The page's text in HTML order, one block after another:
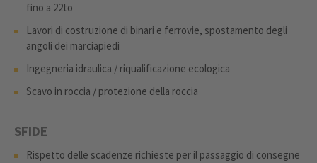
fino a 22to
Lavori di costruzione di binari e ferrovie, spostamento degli
angoli dei marciapiedi
Ingegneria idraulica / riqualificazione ecologica
Scavo in roccia / protezione della roccia
SFIDE
Rispetto delle scadenze richieste per il passaggio di consegne